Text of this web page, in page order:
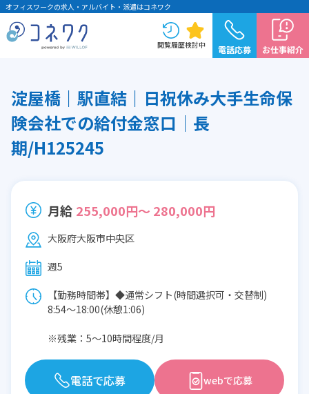
オフィスワークの求人・アルバイト・派遣はコネワク
閲覧履歴検討中 電話応募 お仕事紹介
淀屋橋｜駅直結｜日祝休み大手生命保
険会社での給付金窓口│長
期/H125245
月給 255,000円～ 280,000円
大阪府大阪市中央区
週5
【勤務時間帯】◆通常シフト(時間選択可・交替制)
8:54〜18:00(休憩1:06)
※残業：5〜10時間程度/月
電話で応募 webで応募